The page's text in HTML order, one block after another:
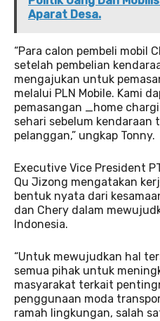
Aparat Desa.
“Para calon pembeli mobil
setelah pembelian
mengajukan untuk
melalui PLN Mobile. Kami
pemasangan _home
sehari sebelum kendaraan
pelanggan,” ungkap Tonny.
Executive Vice President
Qu Jizong mengatakan
bentuk nyata dari
dan Chery dalam
Indonesia.
“Untuk mewujudkan hal
semua pihak untuk
masyarakat terkait
penggunaan moda
ramah lingkungan, salah